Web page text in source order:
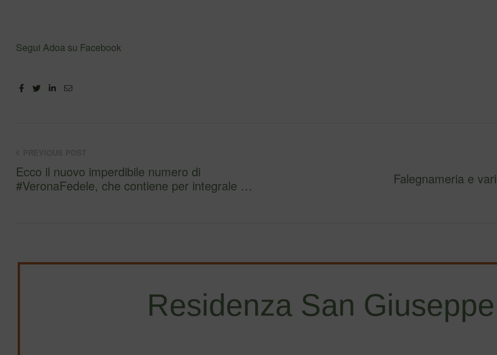
Segui Adoa su Facebook
FacebookTwitterLinkedin
Email
Ecco il nuovo imperdibile numero di
#VeronaFedele, che contiene per integrale …
Falegnameria e
Residenza San